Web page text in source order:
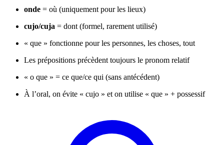
onde = où (uniquement pour les lieux)
cujo/cuja = dont (formel, rarement utilisé)
« que » fonctionne pour les personnes, les choses, tout
Les prépositions précèdent toujours le pronom relatif
« o que » = ce que/ce qui (sans antécédent)
À l’oral, on évite « cujo » et on utilise « que » + possessif